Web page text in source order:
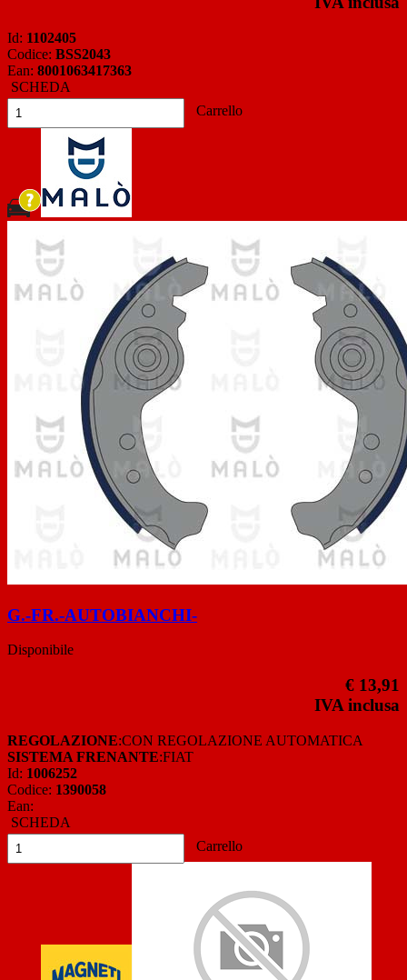
Id: 1102405
Codice: BSS2043
Ean: 8001063417363
SCHEDA
Carrello
G.-FR.-AUTOBIANCHI-
Disponibile
€ 13,91
IVA inclusa
REGOLAZIONE:CON REGOLAZIONE AUTOMATICA
SISTEMA FRENANTE:FIAT
Id: 1006252
Codice: 1390058
Ean:
SCHEDA
Carrello